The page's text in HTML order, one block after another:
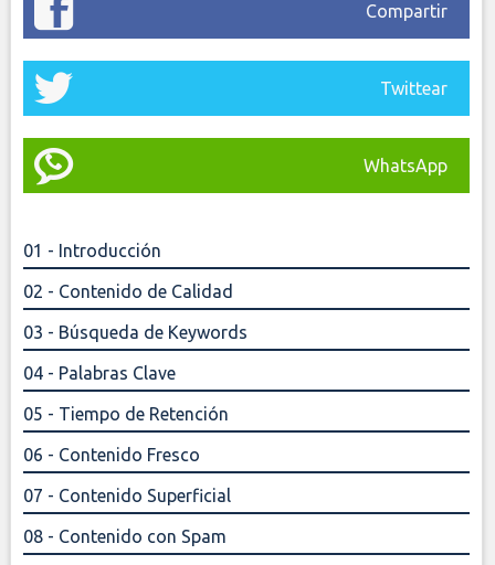
Compartir
Twittear
WhatsApp
01 - Introducción
02 - Contenido de Calidad
03 - Búsqueda de Keywords
04 - Palabras Clave
05 - Tiempo de Retención
06 - Contenido Fresco
07 - Contenido Superficial
08 - Contenido con Spam